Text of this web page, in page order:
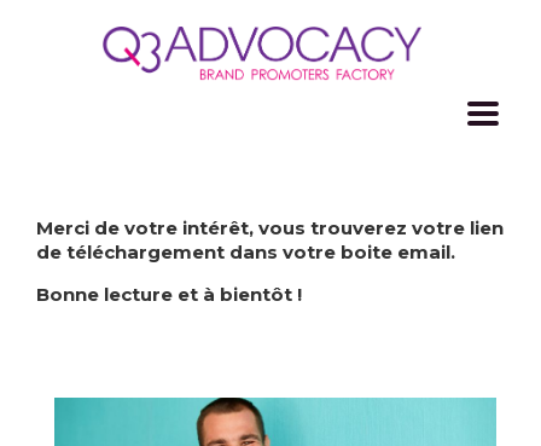
Merci de votre intérêt, vous trouverez votre lien
de téléchargement dans votre boite email.
Bonne lecture et à bientôt !